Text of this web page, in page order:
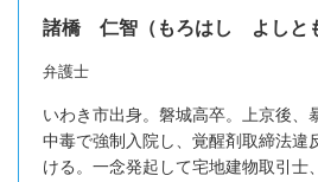
諸橋 仁智（もろはし よしと
弁護士
いわき市出身。磐城高卒。上京後、
中毒で強制入院し、覚醒剤取締法違
ける。一念発起して宅地建物取引士